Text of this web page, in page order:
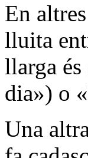
En
lluita
llarga
dia») o
Una